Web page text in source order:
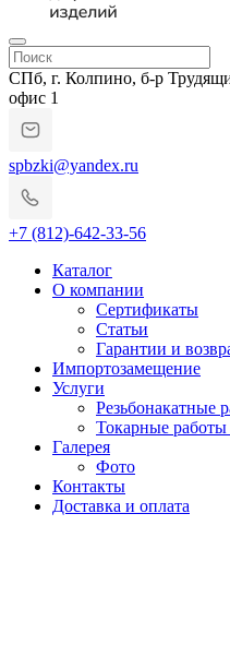
СПб, г. Колпино, б-р
офис 1
spbzki@yandex.ru
+7 (812)-642-33-56
Каталог
О компании
Сертификаты
Статьи
Гарантии и
Импортозамещение
Услуги
Резьбонакатные
Токарные работы
Галерея
Фото
Контакты
Доставка и оплата